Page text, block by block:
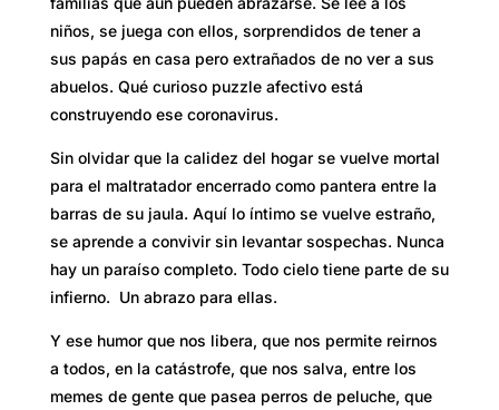
niños, se juega con ellos, sorprendidos de tener a
sus papás en casa pero extrañados de no ver a sus
abuelos. Qué curioso puzzle afectivo está
construyendo ese coronavirus.
Sin olvidar que la calidez del hogar se vuelve mortal
para el maltratador encerrado como pantera entre la
barras de su jaula. Aquí lo íntimo se vuelve estraño,
se aprende a convivir sin levantar sospechas. Nunca
hay un paraíso completo. Todo cielo tiene parte de su
infierno. Un abrazo para ellas.
Y ese humor que nos libera, que nos permite reirnos
a todos, en la catástrofe, que nos salva, entre los
memes de gente que pasea perros de peluche, que